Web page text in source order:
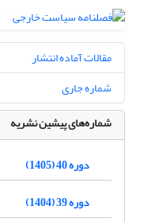
مقالات آماده انتشار
شماره جاری
شماره‌های پیشین نشریه
دوره 40 (1405)
دوره 39 (1404)